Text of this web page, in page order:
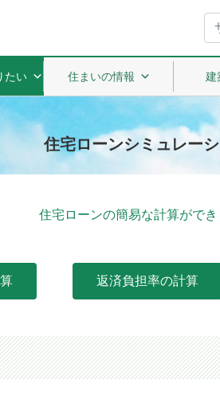
たい 住まいの情報 建
住宅ローンシミュレー
住宅ローンの簡易な計算ができ
返済負担率の計算